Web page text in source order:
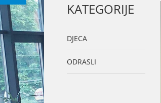
KATEGORIJE
DJECA
ODRASLI